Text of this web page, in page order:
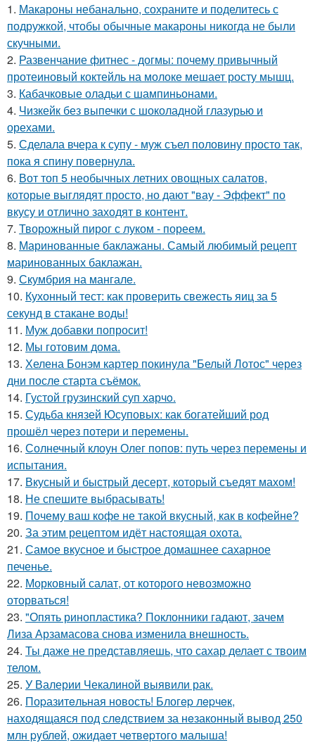
1. Макароны небанально, сохраните и поделитесь с
подружкой, чтобы обычные макароны никогда не были
скучными.
2. Развенчание фитнес - догмы: почему привычный
протеиновый коктейль на молоке мешает росту мышц.
3. Кабачковые оладьи с шампиньонами.
4. Чизкейк без выпечки с шоколадной глазурью и
орехами.
5. Сделала вчера к супу - муж съел половину просто так,
пока я спину повернула.
6. Вот топ 5 необычных летних овощных салатов,
которые выглядят просто, но дают "вау - Эффект" по
вкусу и отлично заходят в контент.
7. Творожный пирог с луком - пореем.
8. Маринованные баклажаны. Самый любимый рецепт
маринованных баклажан.
9. Скумбрия на мангале.
10. Кухонный тест: как проверить свежесть яиц за 5
секунд в стакане воды!
11. Муж добавки попросит!
12. Мы готовим дома.
13. Хелена Бонэм картер покинула "Белый Лотос" через
дни после старта съёмок.
14. Густой грузинский суп харчo.
15. Судьба князей Юсуповых: как богатейший род
прошёл через потери и перемены.
16. Солнечный клоун Олег попов: путь через перемены и
испытания.
17. Вкусный и быстрый десерт, который съедят махом!
18. Не спешите выбрасывать!
19. Почему ваш кофе не такой вкусный, как в кофейне?
20. За этим рецептом идёт настоящая охота.
21. Самое вкусное и быстрое домашнее сахарное
печенье.
22. Морковный салат, от которого невозможно
оторваться!
23. "Опять ринопластика? Поклонники гадают, зачем
Лиза Арзамасова снова изменила внешность.
24. Ты даже не представляешь, что сахар делает с твоим
телом.
25. У Валерии Чекалиной выявили рак.
26. Поpазитeльная новость! Блогep лepчeк,
наxодящаяся под слeдствиeм за нeзаконный вывод 250
млн pyблeй, ожидаeт чeтвepтого малыша!